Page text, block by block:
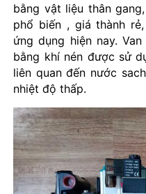
bằng vật liệu thân
phổ biến , giá thành
ứng dụng hiện nay.
bằng khí nén được sử
liên quan đến nước
nhiệt độ thấp.